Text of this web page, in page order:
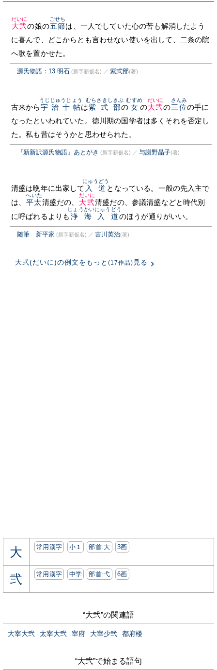
大弐
だいに
の娘の五節
ごせち
は、一人でしていた心の苦も解消したよう
に喜んで、どこからとも言わせない使いを出して、二条の院
へ歌を置かせた。
源氏物語：13 明石 (新字新仮名) ／ 紫式部(著)
古来から宇治十帖
うじじゅうじょう
は紫式部
むらさきしきぶ
の 女
むすめ
の大弐
だいに
の三位
さんみ
の手に
なったといわれていた。徳川期の国学者は多くそれを否定し
た。私も昔はそうかと思わせられた。
『新新訳源氏物語』あとがき (新字新仮名) ／ 与謝野晶子(著)
清盛は晩年に出家して 入道
にゅうどう
となっている。一般の先入主で
は、 平太
へいた
清盛だの、 大弐
だいに
清盛だの、参議清盛などと時代別
に呼ばれるよりも 浄海入道
じょうかいにゅうどう
のほうが通りがいい。
随筆 新平家 (新字新仮名) ／ 吉川英治(著)
大弐(だいに)の例文をもっと (17作品) 見る
大 常用漢字 小１ 部首:⼤ 3画
弐 常用漢字 中学 部首:⼷ 6画
“大弐”の関連語
大宰大弐 太宰大弐 宰府 大宰少弐 都府楼
“大弐”で始まる語句